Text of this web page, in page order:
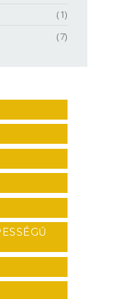
(1)
(7)